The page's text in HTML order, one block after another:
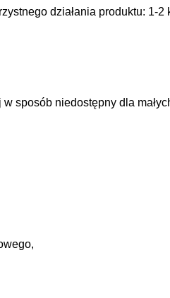
działania produktu: 1-2
sposób niedostępny dla